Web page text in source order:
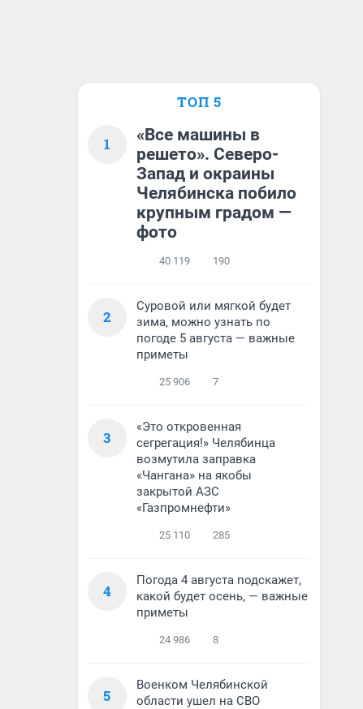
ТОП 5
1
«Все машины в
решето». Северо-
Запад и окраины
Челябинска побило
крупным градом —
фото
40 119 190
2
Суровой или мягкой будет
зима, можно узнать по
погоде 5 августа — важные
приметы
25 906 7
3
«Это откровенная
сегрегация!» Челябинца
возмутила заправка
«Чангана» на якобы
закрытой АЗС
«Газпромнефти»
25 110 285
4
Погода 4 августа подскажет,
какой будет осень, — важные
приметы
24 986 8
5
Военком Челябинской
области ушел на СВО